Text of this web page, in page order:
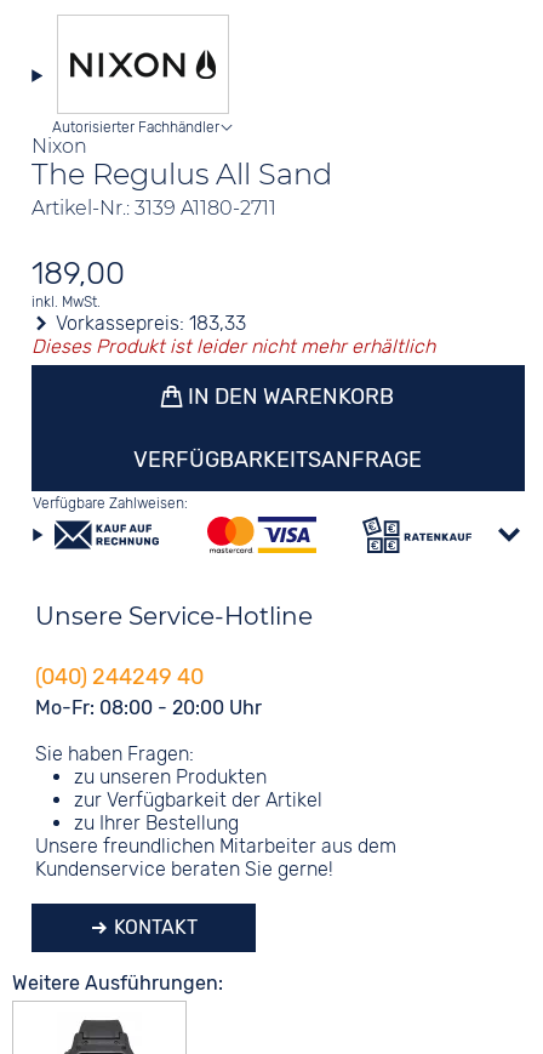
Nixon
The Regulus All Sand
Artikel-Nr.: 3139 A1180-2711
Autorisierter Fachhändler
189,00
inkl. MwSt.
Vorkassepreis:183,33
Dieses Produkt ist leider nicht mehr erhältlich
IN DEN WARENKORB
VERFÜGBARKEITSANFRAGE
Verfügbare Zahlweisen:
Unsere Service-Hotline
(040) 244249 40
Mo-Fr: 08:00 - 20:00 Uhr
Sie haben Fragen:
zu unseren Produkten
zur Verfügbarkeit der Artikel
zu Ihrer Bestellung
Unsere freundlichen Mitarbeiter aus dem
Kundenservice beraten Sie gerne!
KONTAKT
Weitere Ausführungen: